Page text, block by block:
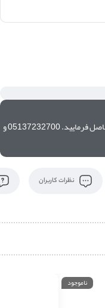
برای خرید عمده با کارشناسان ما تماس حاصل فرمایید. 05137232700 و
نظرات کاربران
ناموجود